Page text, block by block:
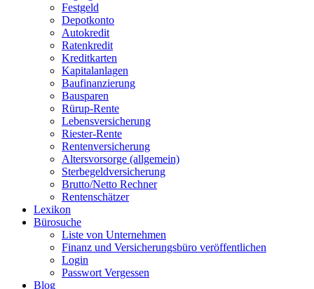
Festgeld
Depotkonto
Autokredit
Ratenkredit
Kreditkarten
Kapitalanlagen
Baufinanzierung
Bausparen
Rürup-Rente
Lebensversicherung
Riester-Rente
Rentenversicherung
Altersvorsorge (allgemein)
Sterbegeldversicherung
Brutto/Netto Rechner
Rentenschätzer
Lexikon
Bürosuche
Liste von Unternehmen
Finanz und Versicherungsbüro veröffentlichen
Login
Passwort Vergessen
Blog